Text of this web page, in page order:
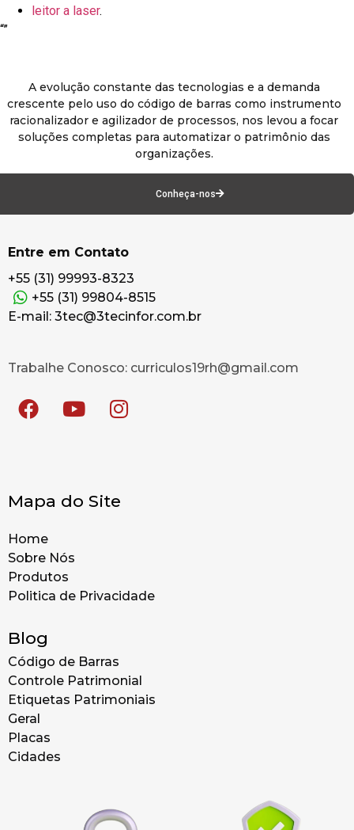
leitor a laser.
“”
A evolução constante das tecnologias e a demanda
crescente pelo uso do código de barras como instrumento
racionalizador e agilizador de processos, nos levou a focar
soluções completas para automatizar o patrimônio das
organizações.
Conheça-nos
Entre em Contato
+55 (31) 99993-8323
+55 (31) 99804-8515
E-mail: 3tec@3tecinfor.com.br
Trabalhe Conosco: curriculos19rh@gmail.com
Mapa do Site
Home
Sobre Nós
Produtos
Politica de Privacidade
Blog
Código de Barras
Controle Patrimonial
Etiquetas Patrimoniais
Geral
Placas
Cidades